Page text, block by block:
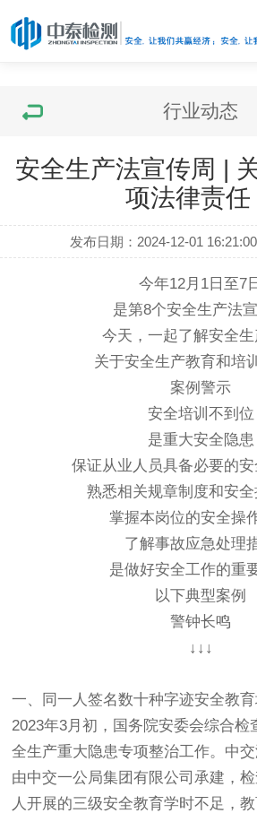
行业动态
安全生产法宣传周 |
项法律责任
发布日期：2024-12-01 16:21:00
今年12月1日至7
是第8个安全生产法
今天，一起了解安全生
关于安全生产教育和培
案例警示
安全培训不到位
是重大安全隐患
保证从业人员具备必要的
熟悉相关规章制度和安
掌握本岗位的安全操
了解事故应急处理
是做好安全工作的重
以下典型案例
警钟长鸣
↓↓↓
一、同一人签名数十种字迹安全教
2023年3月初，国务院安委会综合检
全生产重大隐患专项整治工作。中
由中交一公局集团有限公司承建，
人开展的三级安全教育学时不足，